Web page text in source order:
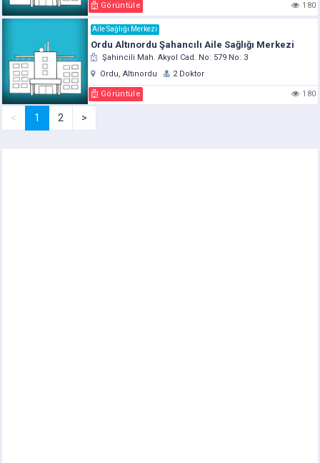
Görüntüle 180
Aile Sağlığı Merkezi
Ordu Altınordu Şahancılı Aile Sağlığı Merkezi
Şahincili Mah. Akyol Cad. No: 579 No: 3
Ordu, Altınordu
2 Doktor
Görüntüle 180
< 1 2 >